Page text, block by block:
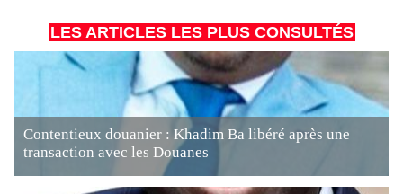
LES ARTICLES LES PLUS CONSULTÉS
Contentieux douanier : Khadim Ba libéré après une
transaction avec les Douanes